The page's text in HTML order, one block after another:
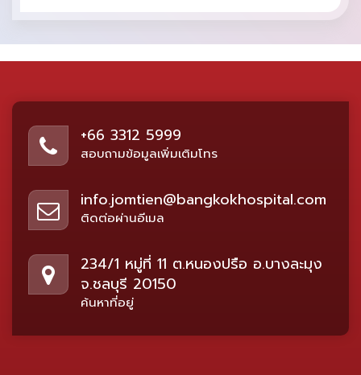
+66 3312 5999
สอบถามข้อมูลเพิ่มเติมโทร
info.jomtien@bangkokhospital.com
ติดต่อผ่านอีเมล
234/1 หมู่ที่ 11 ต.หนองปรือ อ.บางละมุง
จ.ชลบุรี 20150
ค้นหาที่อยู่